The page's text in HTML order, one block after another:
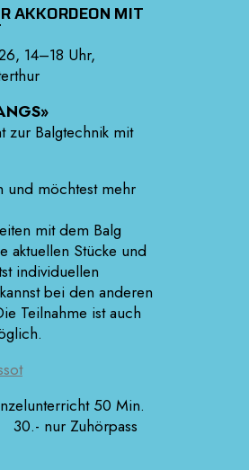
AKKORDEON MIT
14–18 Uhr,
zur Balgtechnik mit
und möchtest mehr
mit dem Balg
aktuellen Stücke und
individuellen
bei den anderen
Teilnahme ist auch
50 Min.
30.- nur Zuhörpass